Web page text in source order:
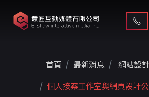
首頁 最新消息
網站設
個人接案工作室與網頁設計